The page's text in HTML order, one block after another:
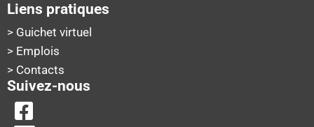
Liens pratiques
> Guichet virtuel
> Emplois
> Contacts
Suivez-nous